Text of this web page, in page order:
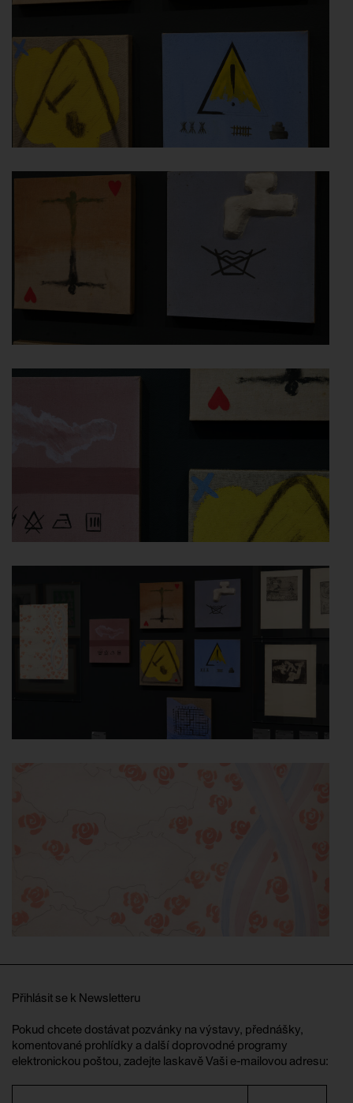
Přihlásit se k Newsletteru
Pokud chcete dostávat pozvánky na výstavy, přednášky,
komentované prohlídky a další doprovodné programy
elektronickou poštou, zadejte laskavě Vaši e-mailovou adresu: